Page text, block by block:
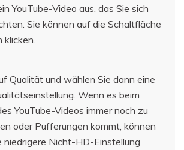
YouTube-Video aus, das Sie sich
Sie können auf die Schaltfläche
klicken.
Qualität und wählen Sie dann eine
Wenn es beim
YouTube-Videos immer noch zu
oder Pufferungen kommt, können
niedrigere Nicht-HD-Einstellung